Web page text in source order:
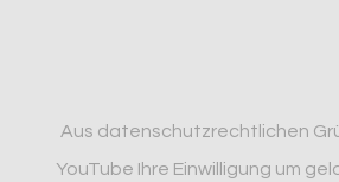
Aus datenschutzrechtlichen
YouTube Ihre Einwilligung um